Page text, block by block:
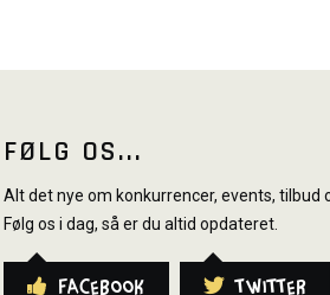
FØLG OS...
Alt det nye om konkurrencer, events, tilbud
Følg os i dag, så er du altid opdateret.
Facebook Twitter